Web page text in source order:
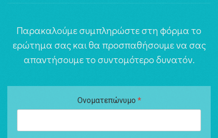
Παρακαλούμε συμπληρώστε στη φόρμα το
ερώτημα σας και θα προσπαθήσουμε να σας
απαντήσουμε το συντομότερο δυνατόν.
Ονοματεπώνυμο *